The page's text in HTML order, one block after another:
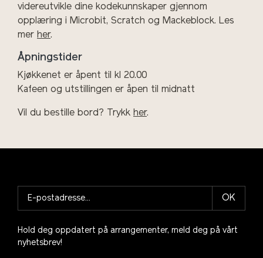
videreutvikle dine kodekunnskaper gjennom
opplæring i Microbit, Scratch og Mackeblock. Les
mer her.
Åpningstider
Kjøkkenet er åpent til kl 20.00
Kafeen og utstillingen er åpen til midnatt
Vil du bestille bord? Trykk her.
OK
Hold deg oppdatert på arrangementer, meld deg på vårt
nyhetsbrev!